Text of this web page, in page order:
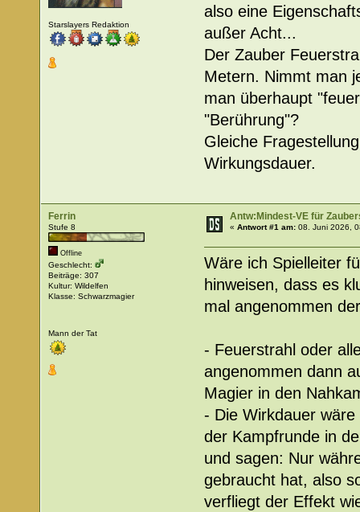
Starslayers Redaktion
also eine
außer Acht...
Der Zauber
Metern. Nimmt man
man überhaupt
"Berührung"?
Gleiche
Wirkungsdauer.
Ferrin
Stufe 8
Offline
Geschlecht:
Beiträge: 307
Kultur: Wildelfen
Klasse: Schwarzmagier
Mann der Tat
Antw:Mindest-VE für
«Antwort #1 am: 08. Juni 2026,
Wäre ich Spielleiter
hinweisen, dass es
mal angenommen
- Feuerstrahl oder
angenommen dann
Magier in den
- Die Wirkdauer
der Kampfrunde in
und sagen: Nur
gebraucht hat, also
verfliegt der Effekt